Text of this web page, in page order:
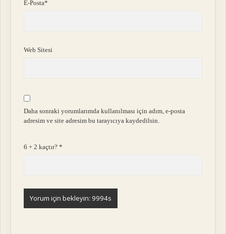
E-Posta*
Web Sitesi
Daha sonraki yorumlarımda kullanılması için adım, e-posta
adresim ve site adresim bu tarayıcıya kaydedilsin.
6 + 2 kaçtır?*